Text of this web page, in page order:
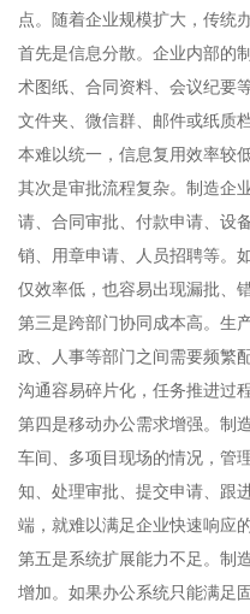
点。随着企业规模扩大，传统
首先是信息分散。企业内部的
术图纸、合同资料、会议纪要
文件夹、微信群、邮件或纸质
本难以统一，信息复用效率较低
其次是审批流程复杂。制造企
请、合同审批、付款申请、设
销、用章申请、人员招聘等。
仅效率低，也容易出现漏批、
第三是跨部门协同成本高。生
政、人事等部门之间需要频繁
沟通容易碎片化，任务推进过
第四是移动办公需求增强。制
车间、多项目现场的情况，管
知、处理审批、提交申请、跟
端，就难以满足企业快速响应的
第五是系统扩展能力不足。制
增加。如果办公系统只能满足